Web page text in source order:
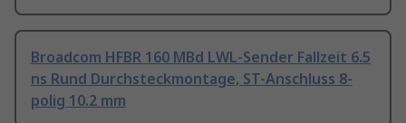
Broadcom HFBR 160 MBd LWL-Sender Fallzeit 6.5
ns Rund Durchsteckmontage, ST-Anschluss 8-
polig 10.2 mm